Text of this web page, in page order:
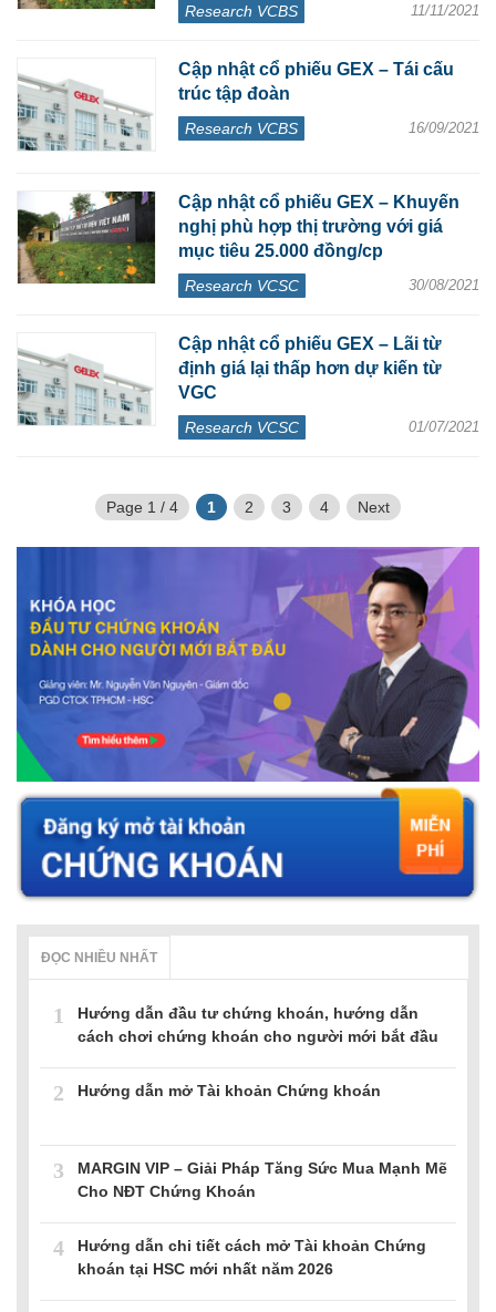
Research VCBS 11/11/2021
Cập nhật cổ phiếu GEX – Tái cấu
trúc tập đoàn
Research VCBS 16/09/2021
Cập nhật cổ phiếu GEX – Khuyến
nghị phù hợp thị trường với giá
mục tiêu 25.000 đồng/cp
Research VCSC 30/08/2021
Cập nhật cổ phiếu GEX – Lãi từ
định giá lại thấp hơn dự kiến từ
VGC
Research VCSC 01/07/2021
Page 1 / 4 1 2 3 4 Next
ĐỌC NHIỀU NHẤT
1
Hướng dẫn đầu tư chứng khoán, hướng dẫn
cách chơi chứng khoán cho người mới bắt đầu
2 Hướng dẫn mở Tài khoản Chứng khoán
3
MARGIN VIP – Giải Pháp Tăng Sức Mua Mạnh Mẽ
Cho NĐT Chứng Khoán
4
Hướng dẫn chi tiết cách mở Tài khoản Chứng
khoán tại HSC mới nhất năm 2026